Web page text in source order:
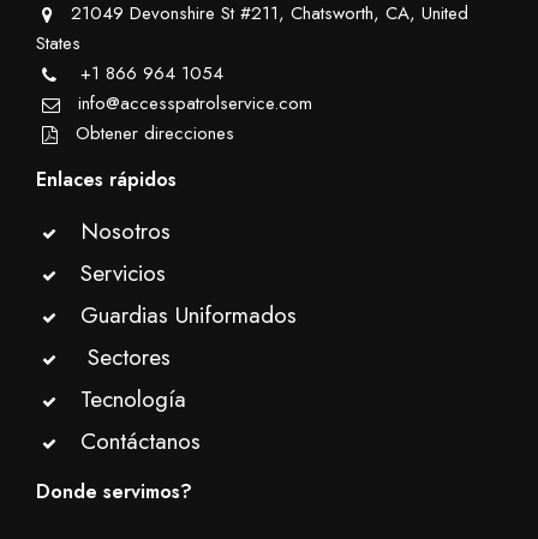
21049 Devonshire St #211, Chatsworth, CA, United
States
+1 866 964 1054
info@accesspatrolservice.com
Obtener direcciones
Enlaces rápidos
Nosotros
Servicios
Guardias Uniformados
Sectores
Tecnología
Contáctanos
Donde servimos?